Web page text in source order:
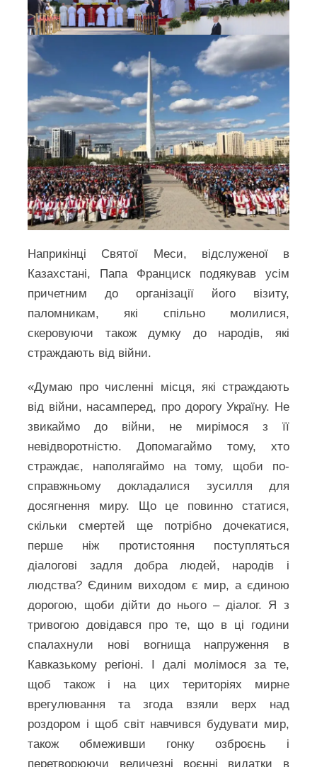
Наприкінці Святої Меси, відслуженої в
Казахстані, Папа Франциск подякував усім
причетним до організації його візиту,
паломникам, які спільно молилися,
скеровуючи також думку до народів, які
страждають від війни.
«Думаю про численні місця, які страждають
від війни, насамперед, про дорогу Україну. Не
звикаймо до війни, не мирімося з її
невідворотністю. Допомагаймо тому, хто
страждає, наполягаймо на тому, щоби по-
справжньому докладалися зусилля для
досягнення миру. Що це повинно статися,
скільки смертей ще потрібно дочекатися,
перше ніж протистояння поступляться
діалогові задля добра людей, народів і
людства? Єдиним виходом є мир, а єдиною
дорогою, щоби дійти до нього – діалог. Я з
тривогою довідався про те, що в ці години
спалахнули нові вогнища напруження в
Кавказькому регіоні. І далі молімося за те,
щоб також і на цих територіях мирне
врегулювання та згода взяли верх над
роздором і щоб світ навчився будувати мир,
також обмеживши гонку озброєнь і
перетворюючи величезні воєнні видатки в